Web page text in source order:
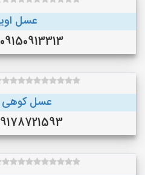
عسل
09150913313 (بیرجند )
عسل
09178721593